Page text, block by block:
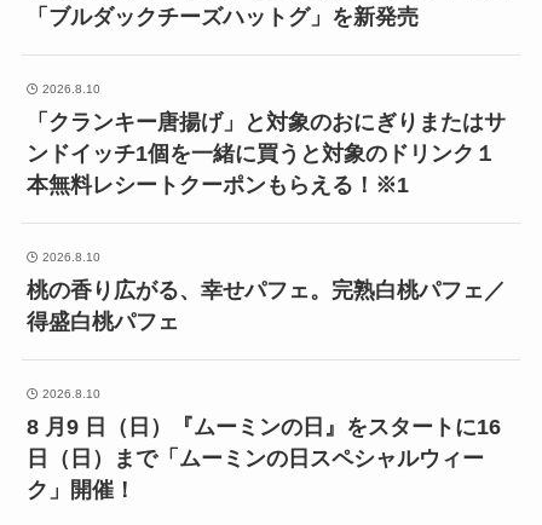
「ブルダックチーズハットグ」を新発売
2026.8.10
「クランキー唐揚げ」と対象のおにぎりまたはサ
ンドイッチ1個を一緒に買うと対象のドリンク１
本無料レシートクーポンもらえる！※1
2026.8.10
桃の香り広がる、幸せパフェ。完熟白桃パフェ／
得盛白桃パフェ
2026.8.10
8 月9 日（日）『ムーミンの日』をスタートに16
日（日）まで「ムーミンの日スペシャルウィー
ク」開催！